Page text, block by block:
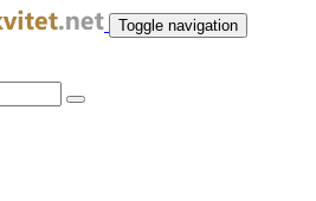
Toggle navigation